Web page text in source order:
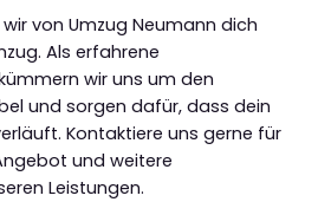
von Umzug Neumann dich
Als erfahrene
wir uns um den
und sorgen dafür, dass dein
Kontaktiere uns gerne für
und weitere
Leistungen.